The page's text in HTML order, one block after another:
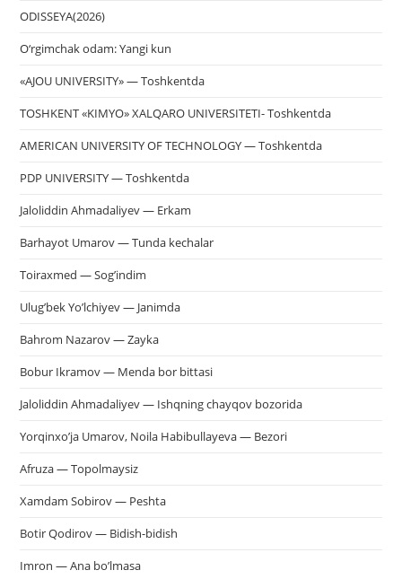
ODISSEYA(2026)
O‘rgimchak odam: Yangi kun
«AJOU UNIVERSITY» — Toshkentda
TOSHKENT «KIMYO» XALQARO UNIVERSITETI- Toshkentda
AMERICAN UNIVERSITY OF TECHNOLOGY — Toshkentda
PDP UNIVERSITY — Toshkentda
Jaloliddin Ahmadaliyev — Erkam
Barhayot Umarov — Tunda kechalar
Toiraxmed — Sog’indim
Ulug’bek Yo’lchiyev — Janimda
Bahrom Nazarov — Zayka
Bobur Ikramov — Menda bor bittasi
Jaloliddin Ahmadaliyev — Ishqning chayqov bozorida
Yorqinxo’ja Umarov, Noila Habibullayeva — Bezori
Afruza — Topolmaysiz
Xamdam Sobirov — Peshta
Botir Qodirov — Bidish-bidish
Imron — Ana bo’lmasa